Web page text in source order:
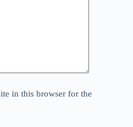
in this browser for the